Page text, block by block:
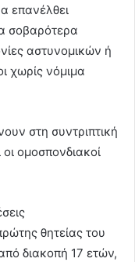
επανέλθει
σοβαρότερα
αστυνομικών ή
χωρίς νόμιμα
στη συντριπτική
οι ομοσπονδιακοί
θητείας του
διακοπή 17 ετών,